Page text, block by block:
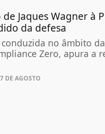
Jaques Wagner à
da defesa
no âmbito da
Zero, apura a
DE AGOSTO